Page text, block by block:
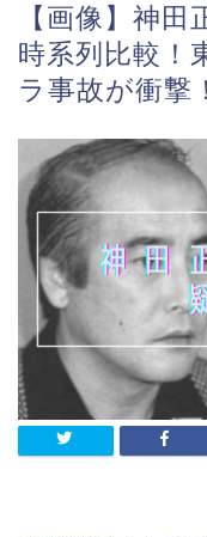
【画像】神
時系列比較！
ラ事故が衝撃！